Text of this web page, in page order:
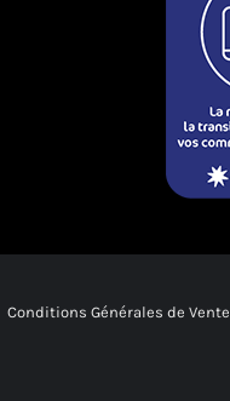
Conditions Générales de Vente